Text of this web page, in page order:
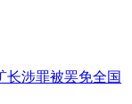
长涉罪被罢免全国